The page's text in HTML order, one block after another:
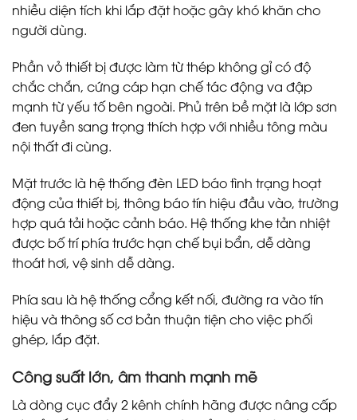
nhiều diện tích khi lắp đặt hoặc gây khó khăn cho
người dùng.
Phần vỏ thiết bị được làm từ thép không gỉ có độ
chắc chắn, cứng cáp hạn chế tác động va đập
mạnh từ yếu tố bên ngoài. Phủ trên bề mặt là lớp sơn
đen tuyền sang trọng thích hợp với nhiều tông màu
nội thất đi cùng.
Mặt trước là hệ thống đèn LED báo tình trạng hoạt
động của thiết bị, thông báo tín hiệu đầu vào, trường
hợp quá tải hoặc cảnh báo. Hệ thống khe tản nhiệt
được bố trí phía trước hạn chế bụi bẩn, dễ dàng
thoát hơi, vệ sinh dễ dàng.
Phía sau là hệ thống cổng kết nối, đường ra vào tín
hiệu và thông số cơ bản thuận tiện cho việc phối
ghép, lắp đặt.
Công suất lớn, âm thanh mạnh mẽ
Là dòng cục đẩy 2 kênh chính hãng được nâng cấp